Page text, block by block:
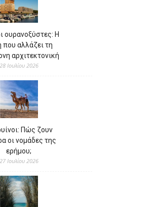
ουρανοξύστες: Η
που αλλάζει τη
αρχιτεκτονική
28 Ιουλίου 2026
Πώς ζουν
οι νομάδες της
ερήμου;
27 Ιουλίου 2026